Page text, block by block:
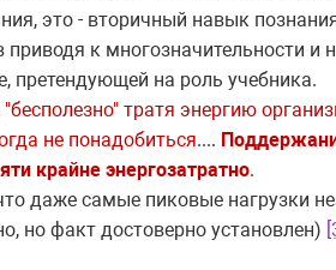
это - вторичный навык
к многозначительности и
претендующей на роль учебника.
тратя энергию
не понадобиться....
крайне энергозатратно.
даже самые пиковые нагрузки
но факт достоверно установлен)